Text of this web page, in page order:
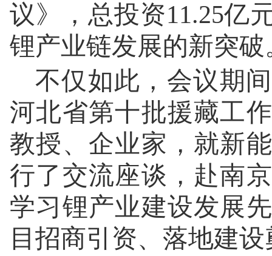
议》，总投资11.25亿
锂产业链发展的新突破
不仅如此，会议期
河北省第十批援藏工
教授、企业家，就新
行了交流座谈，赴南
学习锂产业建设发展
目招商引资、落地建